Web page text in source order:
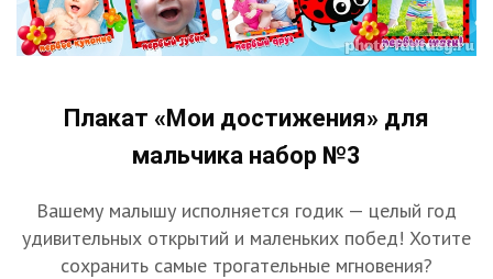
Плакат «Мои достижения» для
мальчика набор №3
Вашему малышу исполняется годик — целый год
удивительных открытий и маленьких побед! Хотите
сохранить самые трогательные мгновения?